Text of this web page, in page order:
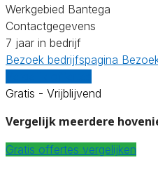
Werkgebied Bantega
Contactgegevens
7 jaar in bedrijf
Bezoek bedrijfspagina
Gratis - Vrijblijvend
Vergelijk meerdere
Gratis offertes vergelijken